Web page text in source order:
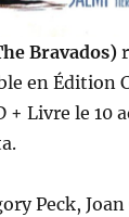
Bravados)
en Édition
+ Livre le 10
Peck,